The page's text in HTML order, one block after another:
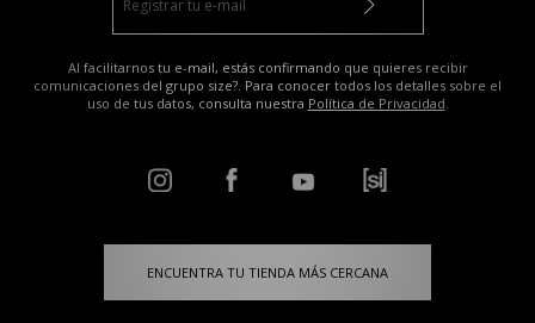
Al facilitarnos tu e-mail, estás confirmando que quieres recibir
comunicaciones del grupo size?. Para conocer todos los detalles sobre el
uso de tus datos, consulta nuestra Política de Privacidad.
ENCUENTRA TU TIENDA MÁS CERCANA